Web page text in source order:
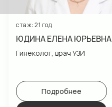
стаж: 21 год
ЮДИНА ЕЛЕНА ЮРЬЕВНА
Гинеколог, врач УЗИ
Подробнее